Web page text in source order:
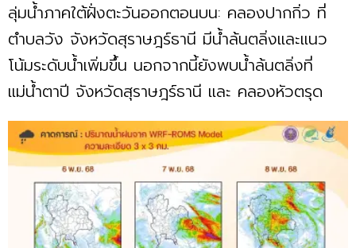
ลุ่มน้ำภาคใต้ฝั่งตะวันออกตอนบน: คลองปากกิ่ว ที่
ตำบลวัง จังหวัดสุราษฎร์ธานี มีน้ำล้นตลิ่งและแนว
โน้มระดับน้ำเพิ่มขึ้น นอกจากนี้ยังพบน้ำล้นตลิ่งที่
แม่น้ำตาปี จังหวัดสุราษฎร์ธานี และ คลองหัวตรุด